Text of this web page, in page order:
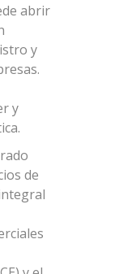
abrir
y
y
de